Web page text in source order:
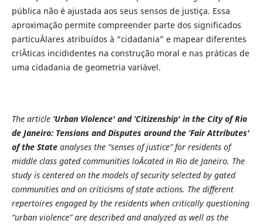
pública não é ajustada aos seus sensos de justiça. Essa
aproximação permite compreender parte dos significados
particuÂ­lares atribuídos à “cidadania” e mapear diferentes
críÂ­ticas incididentes na construção moral e nas práticas de
uma cidadania de geometria variável.
The article ‘Urban Violence' and ‘Citizenship' in the City of Rio
de Janeiro: Tensions and Disputes around the ‘Fair Attributes'
of the State analyses the “senses of justice” for residents of
middle class gated communities loÂ­cated in Rio de Janeiro. The
study is centered on the models of security selected by gated
communities and on criticisms of state actions. The different
repertoires engaged by the residents when critically questioning
“urban violence” are described and analyzed as well as the